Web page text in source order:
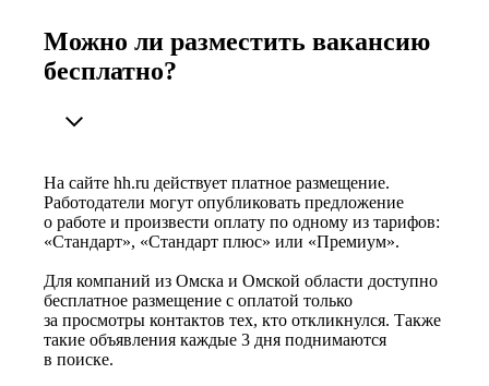
Можно ли разместить вакансию
бесплатно?
На сайте hh.ru действует платное размещение.
Работодатели могут опубликовать предложение
о работе и произвести оплату по одному из тарифов:
«Стандарт», «Стандарт плюс» или «Премиум».
Для компаний из Омска и Омской области доступно
бесплатное размещение с оплатой только
за просмотры контактов тех, кто откликнулся. Также
такие объявления каждые 3 дня поднимаются
в поиске.